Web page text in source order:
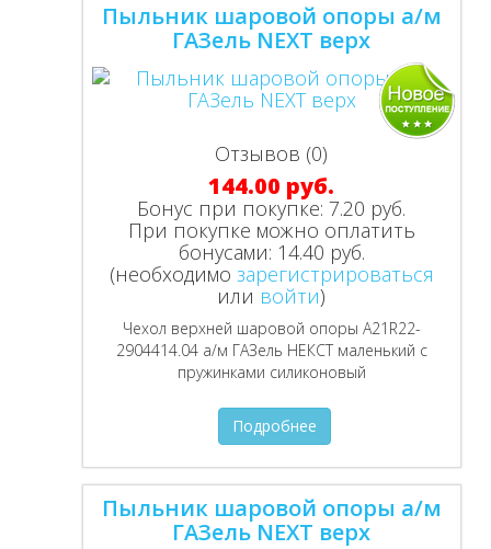
Пыльник шаровой опоры а/м
ГАЗель NEXT верх
Отзывов (0)
144.00 руб.
Бонус при покупке:7.20 руб.
При покупке можно оплатить
бонусами: 14.40 руб.
(необходимо зарегистрироваться
или войти)
Чехол верхней шаровой опоры А21R22-
2904414.04 а/м ГАЗель НЕКСТ маленький с
пружинками силиконовый
Подробнее
Пыльник шаровой опоры а/м
ГАЗель NEXT верх